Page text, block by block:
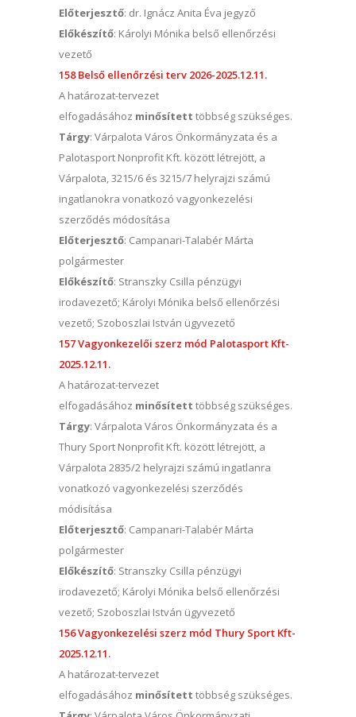
Előterjesztő: dr. Ignácz Anita Éva jegyző
Előkészítő: Károlyi Mónika belső ellenőrzési
vezető
158 Belső ellenőrzési terv 2026-2025.12.11.
A határozat-tervezet
elfogadásához minősített többség szükséges.
Tárgy: Várpalota Város Önkormányzata és a
Palotasport Nonprofit Kft. között létrejött, a
Várpalota, 3215/6 és 3215/7 helyrajzi számú
ingatlanokra vonatkozó vagyonkezelési
szerződés módosítása
Előterjesztő: Campanari-Talabér Márta
polgármester
Előkészítő: Stranszky Csilla pénzügyi
irodavezető; Károlyi Mónika belső ellenőrzési
vezető; Szoboszlai István ügyvezető
157 Vagyonkezelői szerz mód Palotasport Kft-
2025.12.11.
A határozat-tervezet
elfogadásához minősített többség szükséges.
Tárgy: Várpalota Város Önkormányzata és a
Thury Sport Nonprofit Kft. között létrejött, a
Várpalota 2835/2 helyrajzi számú ingatlanra
vonatkozó vagyonkezelési szerződés
módisítása
Előterjesztő: Campanari-Talabér Márta
polgármester
Előkészítő: Stranszky Csilla pénzügyi
irodavezető; Károlyi Mónika belső ellenőrzési
vezető; Szoboszlai István ügyvezető
156 Vagyonkezelési szerz mód Thury Sport Kft-
2025.12.11.
A határozat-tervezet
elfogadásához minősített többség szükséges.